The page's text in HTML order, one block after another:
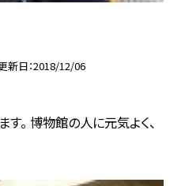
新日 2018/12/06
。 博物館の人に元気よく、